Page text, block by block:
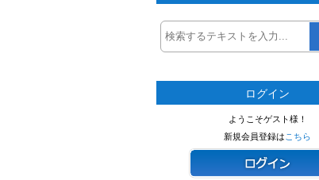
ログイン
ようこそゲスト様！
新規会員登録は こちら